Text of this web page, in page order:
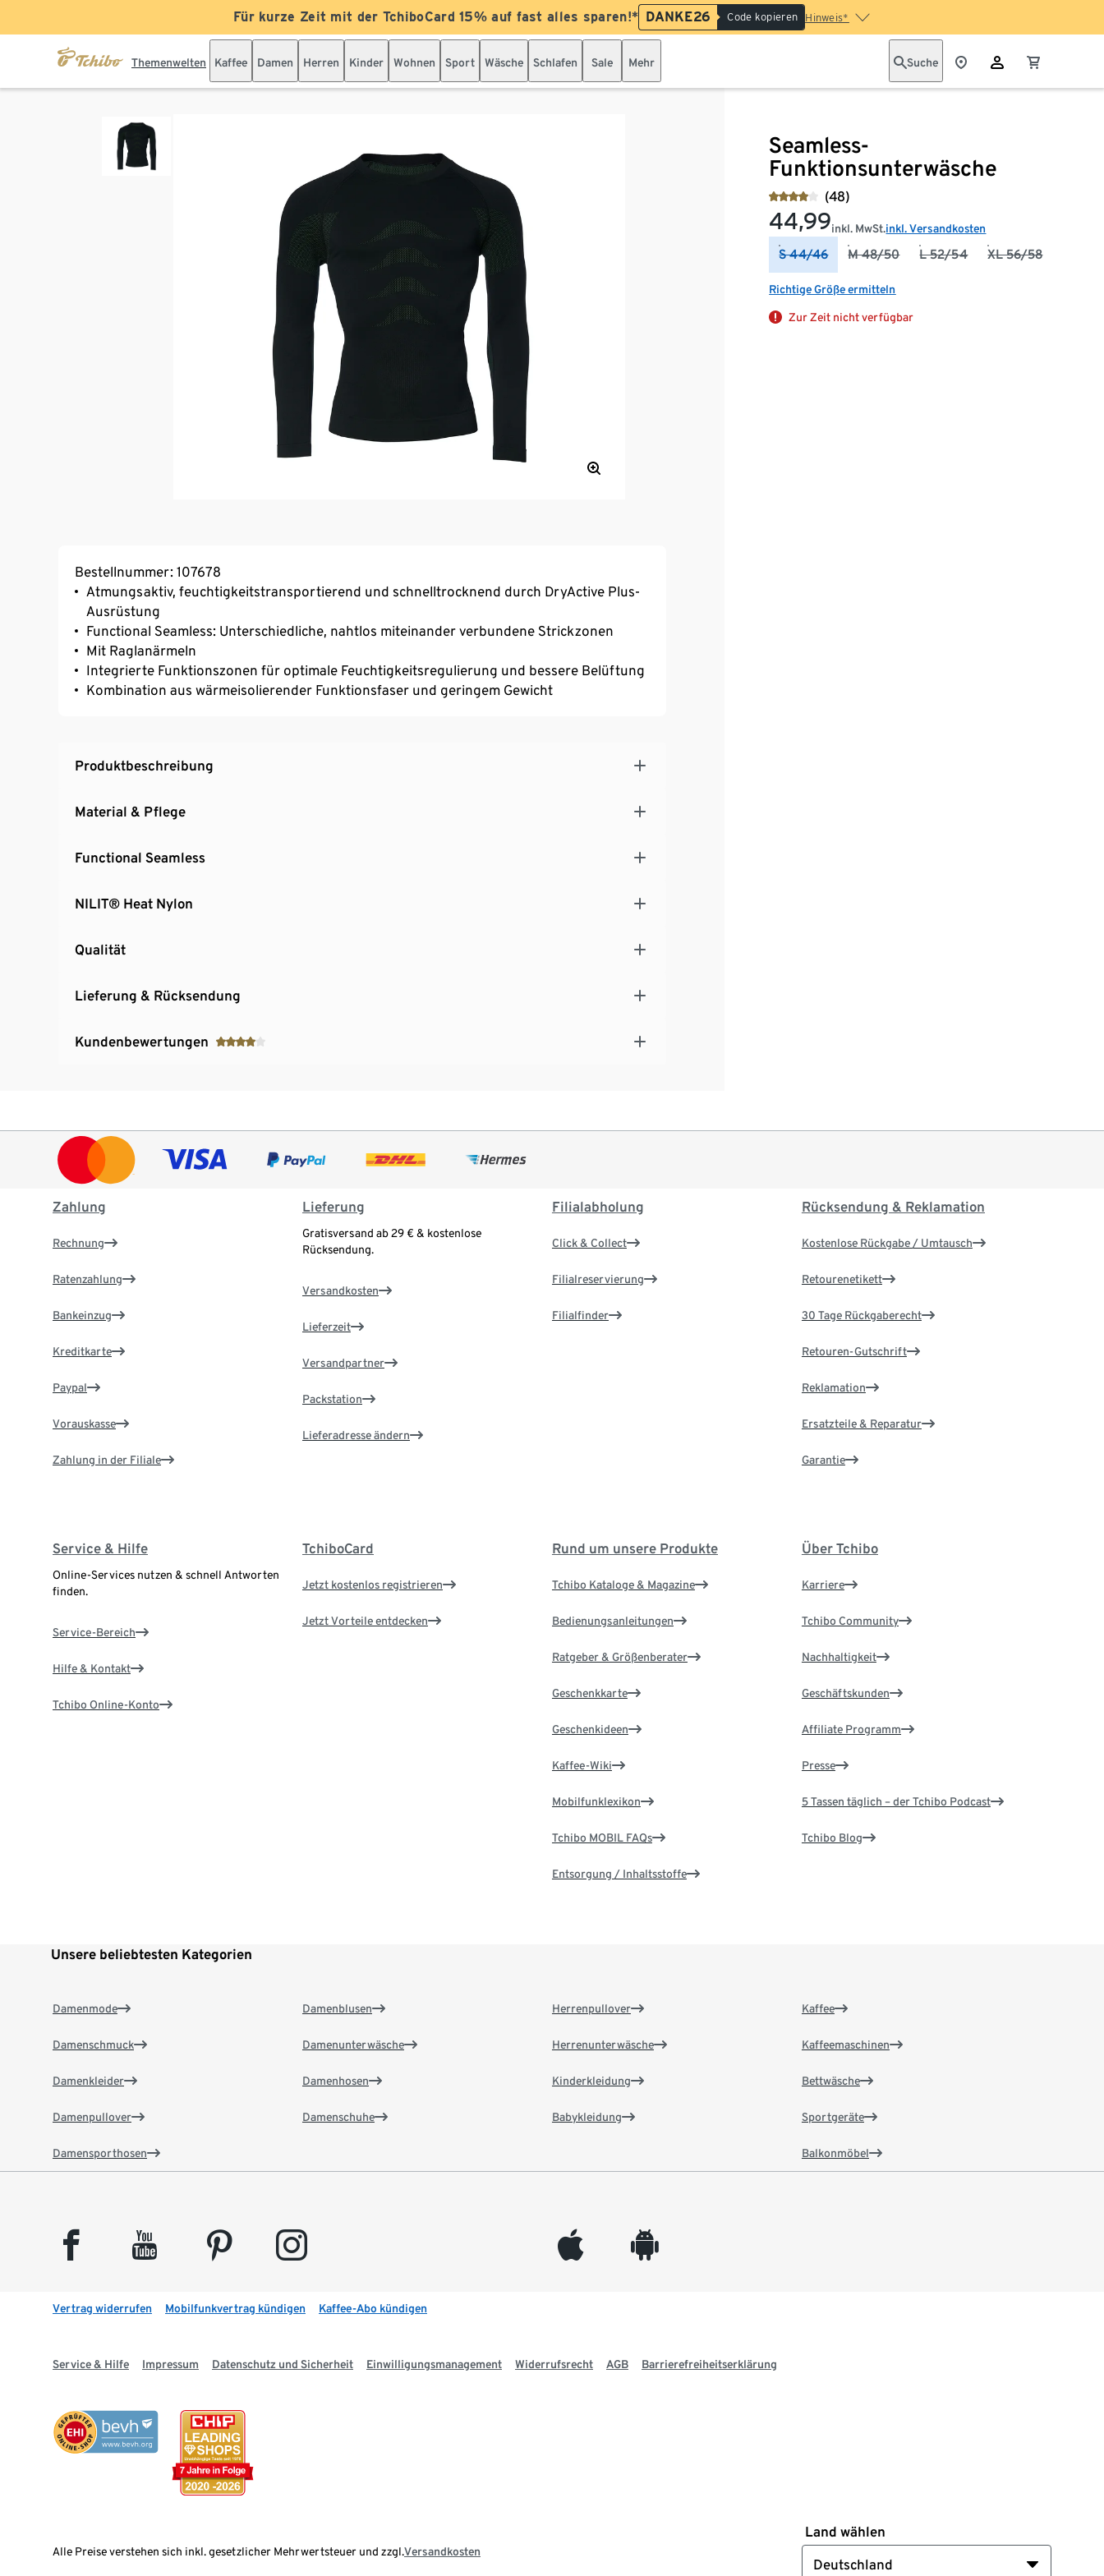
Für kurze Zeit mit der TchiboCard 15% auf fast alles sparen!* DANKE26 Code kopieren Hinweis*
Themenwelten Kaffee Damen Herren Kinder Wohnen Sport Wäsche Schlafen Sale Mehr Suche
Seamless-
Funktionsunterwäsche
(48)
44,99inkl. MwSt.inkl. Versandkosten
S 44/46 M 48/50 L 52/54 XL 56/58
Richtige Größe ermitteln
Zur Zeit nicht verfügbar
Bestellnummer: 107678
Atmungsaktiv, feuchtigkeitstransportierend und schnelltrocknend durch DryActive Plus-
Ausrüstung
Functional Seamless: Unterschiedliche, nahtlos miteinander verbundene Strickzonen
Mit Raglanärmeln
Integrierte Funktionszonen für optimale Feuchtigkeitsregulierung und bessere Belüftung
Kombination aus wärmeisolierender Funktionsfaser und geringem Gewicht
Produktbeschreibung
Material & Pflege
Functional Seamless
NILIT® Heat Nylon
Qualität
Lieferung & Rücksendung
Kundenbewertungen
Zahlung
Rechnung
Ratenzahlung
Bankeinzug
Kreditkarte
Paypal
Vorauskasse
Zahlung in der Filiale
Lieferung
Gratisversand ab 29 € & kostenlose
Rücksendung.
Versandkosten
Lieferzeit
Versandpartner
Packstation
Lieferadresse ändern
Filialabholung
Click & Collect
Filialreservierung
Filialfinder
Rücksendung & Reklamation
Kostenlose Rückgabe / Umtausch
Retourenetikett
30 Tage Rückgaberecht
Retouren-Gutschrift
Reklamation
Ersatzteile & Reparatur
Garantie
Service & Hilfe
Online-Services nutzen & schnell Antworten
finden.
Service-Bereich
Hilfe & Kontakt
Tchibo Online-Konto
TchiboCard
Jetzt kostenlos registrieren
Jetzt Vorteile entdecken
Rund um unsere Produkte
Tchibo Kataloge & Magazine
Bedienungsanleitungen
Ratgeber & Größenberater
Geschenkkarte
Geschenkideen
Kaffee-Wiki
Mobilfunklexikon
Tchibo MOBIL FAQs
Entsorgung / Inhaltsstoffe
Über Tchibo
Karriere
Tchibo Community
Nachhaltigkeit
Geschäftskunden
Affiliate Programm
Presse
5 Tassen täglich – der Tchibo Podcast
Tchibo Blog
Unsere beliebtesten Kategorien
Damenmode
Damenschmuck
Damenkleider
Damenpullover
Damensporthosen
Damenblusen
Damenunterwäsche
Damenhosen
Damenschuhe
Herrenpullover
Herrenunterwäsche
Kinderkleidung
Babykleidung
Kaffee
Kaffeemaschinen
Bettwäsche
Sportgeräte
Balkonmöbel
facebook youtube pinterest instagram appleinc android
Vertrag widerrufen Mobilfunkvertrag kündigen Kaffee-Abo kündigen
Service & Hilfe Impressum Datenschutz und Sicherheit Einwilligungsmanagement Widerrufsrecht AGB Barrierefreiheitserklärung
Alle Preise verstehen sich inkl. gesetzlicher Mehrwertsteuer und zzgl.Versandkosten
Land wählen
Deutschland